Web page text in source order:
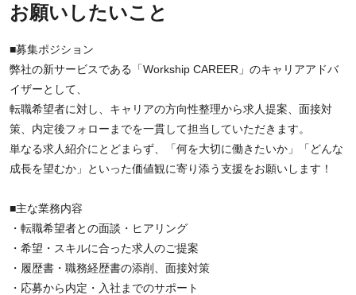
お願いしたいこと
■募集ポジション
弊社の新サービスである「Workship CAREER」のキャリアアドバ
イザーとして、
転職希望者に対し、キャリアの方向性整理から求人提案、面接対
策、内定後フォローまでを一貫して担当していただきます。
単なる求人紹介にとどまらず、「何を大切に働きたいか」「どんな
成長を望むか」といった価値観に寄り添う支援をお願いします！
■主な業務内容
・転職希望者との面談・ヒアリング
・希望・スキルに合った求人のご提案
・履歴書・職務経歴書の添削、面接対策
・応募から内定・入社までのサポート